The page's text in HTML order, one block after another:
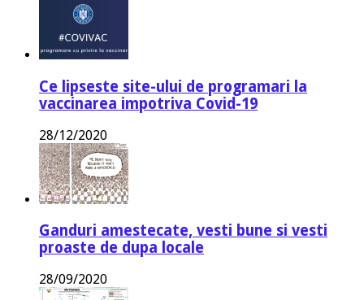
Ce lipseste site-ului de programari la
vaccinarea impotriva Covid-19
28/12/2020
Ganduri amestecate, vesti bune si vesti
proaste de dupa locale
28/09/2020